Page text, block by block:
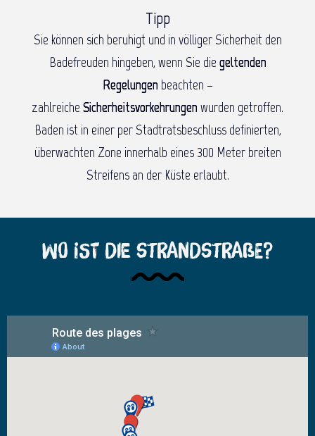
Tipp
Sie können sich beruhigt und in völliger Sicherheit den
Badefreuden hingeben, wenn Sie die geltenden
Regelungen beachten –
zahlreiche Sicherheitsvorkehrungen wurden getroffen.
Baden ist in einer per Stadtratsbeschluss definierten,
überwachten Zone innerhalb eines 300 Meter breiten
Streifens an der Küste erlaubt.
Wo ist die Strandstraße?